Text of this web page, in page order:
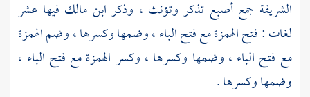
الشريفة جمع أصبع تذكر وتؤنث ، وذكر ابن مالك فيها عشر
لغات : فتح الهمزة مع فتح الباء ، وضمها وكسرها ، وضم الهمزة
مع فتح الباء ، وضمها وكسرها ، وكسر الهمزة مع فتح الباء ،
وضمها وكسرها .